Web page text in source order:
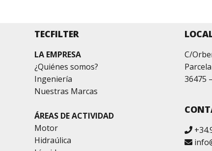
TECFILTER
LA EMPRESA
¿Quiénes somos?
Ingeniería
Nuestras Marcas
ÁREAS DE ACTIVIDAD
Motor
Hidraúlica
C/
36475